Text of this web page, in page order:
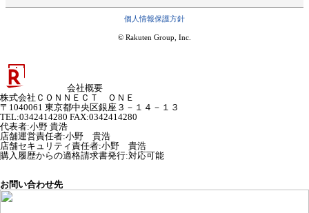
個人情報保護方針
© Rakuten Group, Inc.
会社概要
株式会社ＣＯＮＮＥＣＴ ＯＮＥ
〒1040061 東京都中央区銀座３－１４－１３
TEL:0342414280 FAX:0342414280
代表者:小野 貴浩
店舗運営責任者:小野 貴浩
店舗セキュリティ責任者:小野 貴浩
購入履歴からの適格請求書発行:対応可能
お問い合わせ先